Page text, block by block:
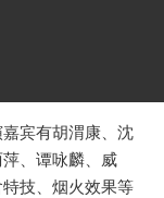
宾有胡渭康、沈
、谭咏麟、威
技、烟火效果等